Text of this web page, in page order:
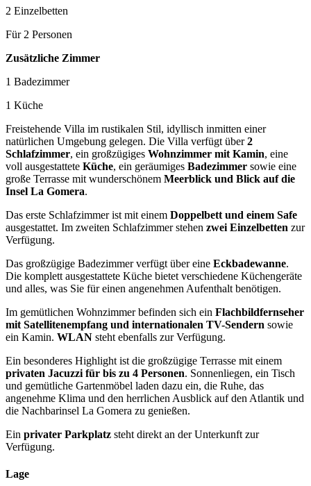
2 Einzelbetten
Für 2 Personen
Zusätzliche Zimmer
1 Badezimmer
1 Küche
Freistehende Villa im rustikalen Stil, idyllisch inmitten einer
natürlichen Umgebung gelegen. Die Villa verfügt über2
Schlafzimmer, ein großzügiges Wohnzimmer mit Kamin, eine
voll ausgestattete Küche, ein geräumiges Badezimmer sowie eine
große Terrasse mit wunderschönem Meerblick und Blick auf die
Insel La Gomera.
Das erste Schlafzimmer ist mit einem Doppelbett und einem Safe
ausgestattet. Im zweiten Schlafzimmer stehen zwei Einzelbetten zur
Verfügung.
Das großzügige Badezimmer verfügt über eine Eckbadewanne.
Die komplett ausgestattete Küche bietet verschiedene Küchengeräte
und alles, was Sie für einen angenehmen Aufenthalt benötigen.
Im gemütlichen Wohnzimmer befinden sich ein Flachbildfernseher
mit Satellitenempfang und internationalen TV-Sendern sowie
ein Kamin. WLAN steht ebenfalls zur Verfügung.
Ein besonderes Highlight ist die großzügige Terrasse mit einem
privaten Jacuzzi für bis zu 4 Personen. Sonnenliegen, ein Tisch
und gemütliche Gartenmöbel laden dazu ein, die Ruhe, das
angenehme Klima und den herrlichen Ausblick auf den Atlantik und
die Nachbarinsel La Gomera zu genießen.
Ein privater Parkplatz steht direkt an der Unterkunft zur
Verfügung.
Lage